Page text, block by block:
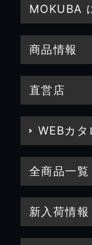
MOKUBA
商品情報
直営店
WEBカタ
全商品一覧
新入荷情報